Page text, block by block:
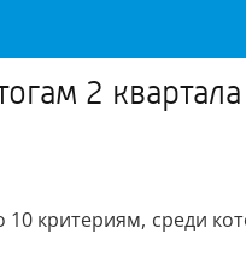
2 квартала
критериям, среди